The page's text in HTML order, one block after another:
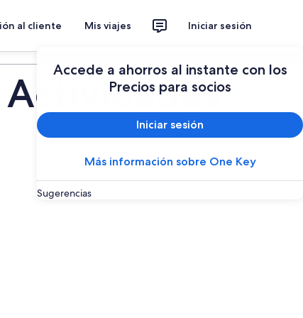
al cliente Mis viajes Iniciar sesión
Accede a ahorros al instante con los
Precios para socios
Iniciar sesión
Más información sobre One Key
Sugerencias
Actividades